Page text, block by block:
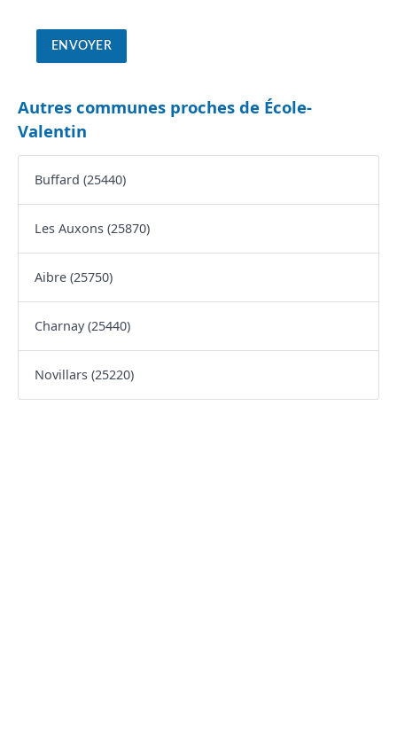
Autres communes proches de École-
Valentin
Buffard (25440)
Les Auxons (25870)
Aibre (25750)
Charnay (25440)
Novillars (25220)